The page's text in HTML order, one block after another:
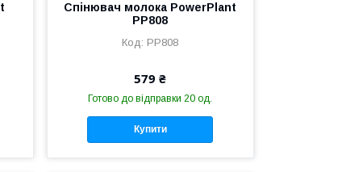
Спінювач молока PowerPlant
PP808
PP808
579 ₴
Готово до відправки 20 од.
Купити